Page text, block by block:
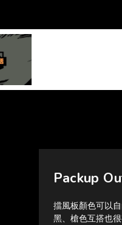
Packup
擋風板顏色可以
黑、槍色互搭也